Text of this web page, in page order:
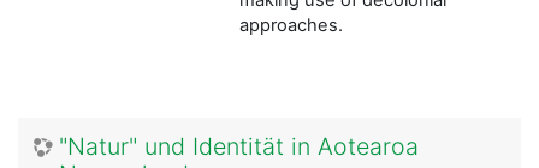
approaches.
"Natur" und Identität in Aotearoa